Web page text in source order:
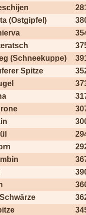
(Ostgipfel)
(Schneekuppe)
Spitze